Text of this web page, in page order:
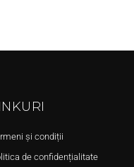
și condiții
de confidențialitate